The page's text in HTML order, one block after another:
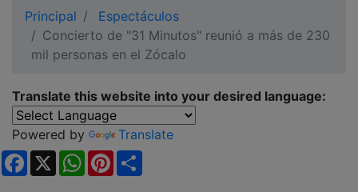
Principal
Espectáculos
Concierto de "31 Minutos" reunió a más de 230
mil personas en el Zócalo
Translate this website into your desired language:
Powered by
Translate
Facebook
X WhatsApp
Pinterest